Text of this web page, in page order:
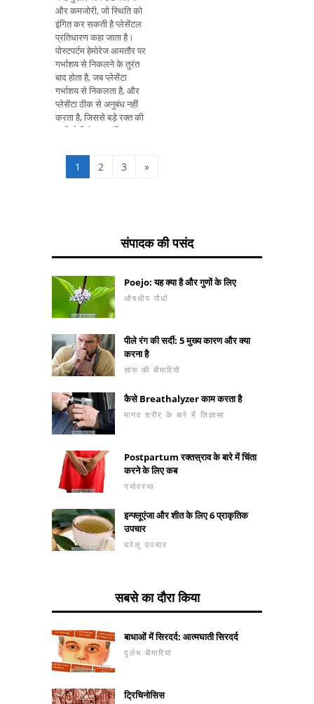
और कमजोरी, जो स्थिति को
इंगित कर सकती है प्लेसेंटल
प्रतिधारण कहा जाता है।
पोस्टपर्टम हेमोरेज आमतौर पर
गर्भाशय से निकलने के तुरंत
बाद होता है, जब प्लेसेंटा
गर्भाशय से निकलता है, और
प्लेसेंटा ठीक से अनुबंध नहीं
करता है, जिससे बड़े रक्त की
कमी होती है। हालांकि, यह
के बाद गर्भाशय में प्लेसेंटा के
अवशेषों की उपस्थिति के कारण
1 2 3 »
संपादक की पसंद
Poejo: यह क्या है और गुणों के लिए
औषधीय पौधों
पीले रंग की सर्दी: 5 मुख्य कारण और क्या
करना है
सांस की बीमारियों
कैसे Breathalyzer काम करता है
मानव शरीर के बारे में जिज्ञासा
Postpartum रक्तस्राव के बारे में चिंता
करने के लिए कब
गर्भावस्था
इन्फ्लूएंजा और शीत के लिए 6 प्राकृतिक
उपचार
घरेलू उपचार
सबसे का दौरा किया
बाधाओं में सिरदर्द: आत्मघाती सिरदर्द
दुर्लभ बीमारियां
ट्रिचिनोसिस